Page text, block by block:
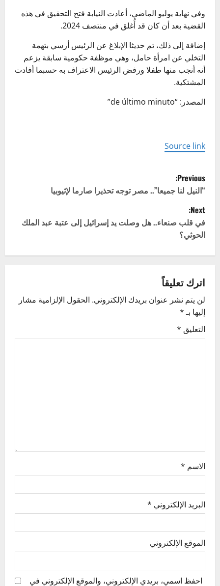
وفي نهاية يوليو الماضي، أعادت النيابة فتح التحقيق في هذه
القضية بعد أن كان قد أُغلق في منتصف 2024.
إضافة إلى ذلك، تم حديثا الإبلاغ عن الرئيس أرسي بتهمة
التخلي عن امرأة حامل، وهي موظفة حكومية سابقة يزعم
أنه أنجب منها طفلا ورفض الرئيس الاعتراف به حسبما أفادت
المشتكية.
المصدر: “de último minuto”
Source link
P
o
s
t
n
a
v
i
g
Previous:
“النيل لنا جميعا”.. مصر توجه تحذيرا صارما لإثيوبيا
Next:
في قلب صنعاء.. هل وصلت يد إسرائيل إلى عتبة عبد الملك
الحوثي؟
اترك تعليقاً
لن يتم نشر عنوان بريدك الإلكتروني. الحقول الإلزامية مشار
إليها بـ*
التعليق *
الاسم *
البريد الإلكتروني *
الموقع الإلكتروني
احفظ اسمي، بريدي الإلكتروني، والموقع الإلكتروني في